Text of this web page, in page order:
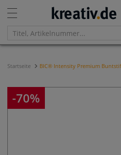
Startseite BIC® Intensity Premium
-70%